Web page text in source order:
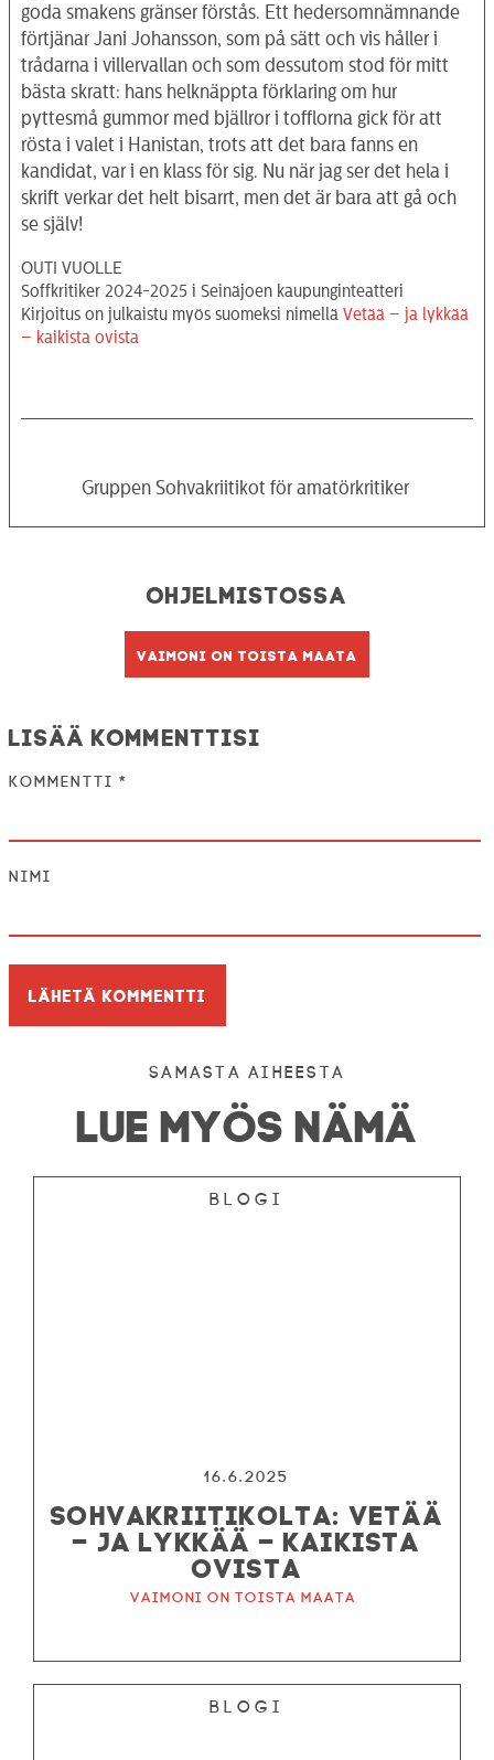
goda smakens gränser förstås. Ett hedersomnämnande
förtjänar Jani Johansson, som på sätt och vis håller i
trådarna i villervallan och som dessutom stod för mitt
bästa skratt: hans helknäppta förklaring om hur
pyttesmå gummor med bjällror i tofflorna gick för att
rösta i valet i Hanistan, trots att det bara fanns en
kandidat, var i en klass för sig. Nu när jag ser det hela i
skrift verkar det helt bisarrt, men det är bara att gå och
se själv!
OUTI VUOLLE
Soffkritiker 2024-2025 i Seinäjoen kaupunginteatteri
Kirjoitus on julkaistu myös suomeksi nimellä Vetää – ja lykkää
– kaikista ovista
Gruppen Sohvakriitikot för amatörkritiker
Ohjelmistossa
Vaimoni on toista maata
Lisää kommenttisi
Kommentti *
Nimi
Samasta aiheesta
LUE MYÖS NÄMÄ
Blogi
16.6.2025
SOHVAKRIITIKOLTA: VETÄÄ
– JA LYKKÄÄ – KAIKISTA
OVISTA
Vaimoni on toista maata
Blogi